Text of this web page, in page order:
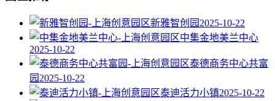
新雅智创园 2025-10-22
中集金地美兰中心
2025-10-22
泰德商务中心共富
园 2025-10-22
泰迪活力小镇2025-10-22